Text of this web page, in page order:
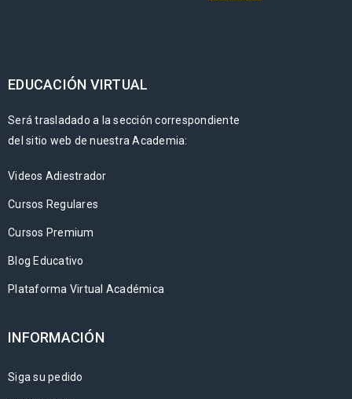
EDUCACIÓN VIRTUAL
Será trasladado a la sección correspondiente
del sitio web de nuestra Academia:
Videos Adiestrador
Cursos Regulares
Cursos Premium
Blog Educativo
Plataforma Virtual Académica
INFORMACIÓN
Siga su pedido